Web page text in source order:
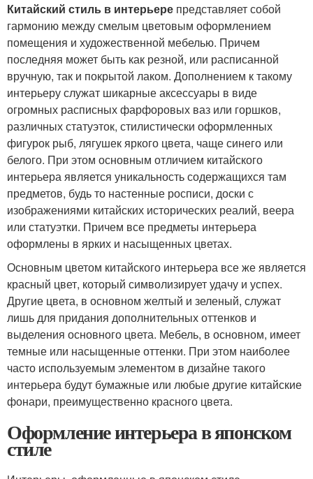
Китайский стиль в интерьере представляет собой
гармонию между смелым цветовым оформлением
помещения и художественной мебелью. Причем
последняя может быть как резной, или расписанной
вручную, так и покрытой лаком. Дополнением к такому
интерьеру служат шикарные аксессуары в виде
огромных расписных фарфоровых ваз или горшков,
различных статуэток, стилистически оформленных
фигурок рыб, лягушек яркого цвета, чаще синего или
белого. При этом основным отличием китайского
интерьера является уникальность содержащихся там
предметов, будь то настенные росписи, доски с
изображениями китайских исторических реалий, веера
или статуэтки. Причем все предметы интерьера
оформлены в ярких и насыщенных цветах.
Основным цветом китайского интерьера все же является
красный цвет, который символизирует удачу и успех.
Другие цвета, в основном желтый и зеленый, служат
лишь для придания дополнительных оттенков и
выделения основного цвета. Мебель, в основном, имеет
темные или насыщенные оттенки. При этом наиболее
часто используемым элементом в дизайне такого
интерьера будут бумажные или любые другие китайские
фонари, преимущественно красного цвета.
Оформление интерьера в японском
стиле